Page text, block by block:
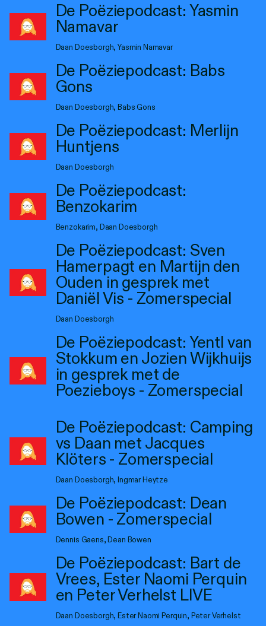
De Poëziepodcast: Yasmin
Namavar
Daan Doesborgh, Yasmin Namavar
De Poëziepodcast: Babs
Gons
Daan Doesborgh, Babs Gons
De Poëziepodcast: Merlijn
Huntjens
Daan Doesborgh
De Poëziepodcast:
Benzokarim
Benzokarim, Daan Doesborgh
De Poëziepodcast: Sven
Hamerpagt en Martijn den
Ouden in gesprek met
Daniël Vis - Zomerspecial
Daan Doesborgh
De Poëziepodcast: Yentl van
Stokkum en Jozien Wijkhuijs
in gesprek met de
Poezieboys - Zomerspecial
De Poëziepodcast: Camping
vs Daan met Jacques
Klöters - Zomerspecial
Daan Doesborgh, Ingmar Heytze
De Poëziepodcast: Dean
Bowen - Zomerspecial
Dennis Gaens, Dean Bowen
De Poëziepodcast: Bart de
Vrees, Ester Naomi Perquin
en Peter Verhelst LIVE
Daan Doesborgh, Ester Naomi Perquin, Peter Verhelst